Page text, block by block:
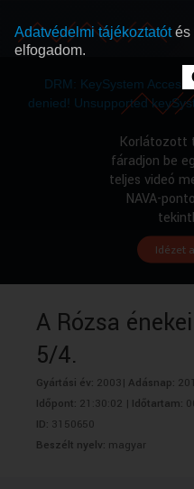
DRM: KeySystem
denied! Unsupported
Korlátozott
fáradjon be
teljes videó
NAVA-
Idézet
A Rózsa
5/4.
Gyártási év: 2003| Adásnap:
Időpont: 21:30:02 | Időtartam:
ID: 3150650
Beszélt nyelv: magyar
Adatvédelmi tájékoztatótés
elfogadom.